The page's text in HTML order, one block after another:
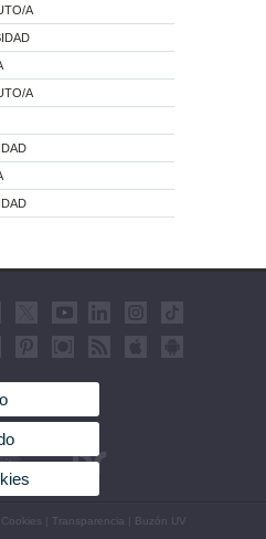
A
A
Cookies Transparencia Buzón UV